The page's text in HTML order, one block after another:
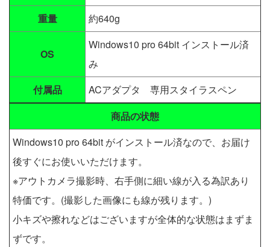
重量
約640g
OS
Windows10 pro 64bit インストール済
み
付属品
ACアダプタ 専用スタイラスペン
商品の状態
Windows10 pro 64bit がインストール済なので、お届け
後すぐにお使いいただけます。
※アウトカメラ撮影時、右手側に細い線が入る為訳あり
特価です。(撮影した画像にも線が残ります。)
小キズや擦れなどはございますが全体的な状態はまずま
ずです。